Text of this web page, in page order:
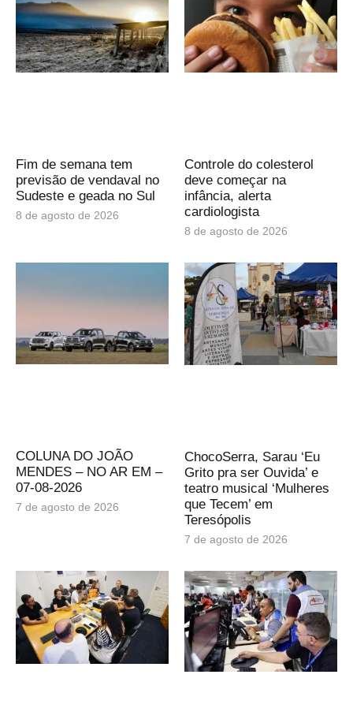
Fim de semana tem
previsão de vendaval no
Sudeste e geada no Sul
8 de agosto de 2026
Controle do colesterol
deve começar na
infância, alerta
cardiologista
8 de agosto de 2026
COLUNA DO JOÃO
MENDES – NO AR EM –
07-08-2026
7 de agosto de 2026
ChocoSerra, Sarau ‘Eu
Grito pra ser Ouvida’ e
teatro musical ‘Mulheres
que Tecem’ em
Teresópolis
7 de agosto de 2026